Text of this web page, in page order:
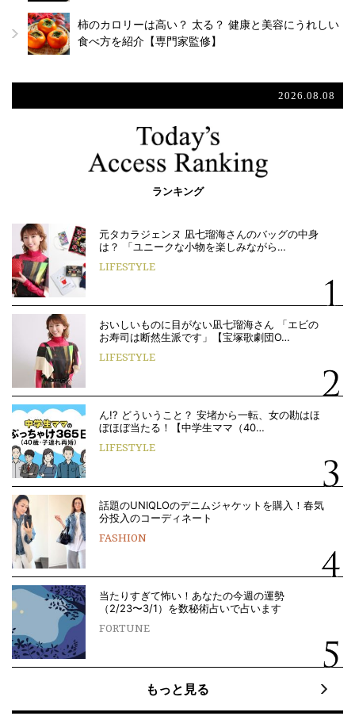
柿のカロリーは高い？ 太る？ 健康と美容にうれしい
食べ方を紹介【専門家監修】
2026.08.08
ランキング
元タカラジェンヌ 凪七瑠海さんのバッグの中身
は？ 「ユニークな小物を楽しみながら…
LIFESTYLE
おいしいものに目がない凪七瑠海さん 「エビの
お寿司は断然生派です」【宝塚歌劇団O…
LIFESTYLE
ん!? どういうこと？ 安堵から一転、女の勘はほ
ぼほぼ当たる！【中学生ママ（40…
LIFESTYLE
話題のUNIQLOのデニムジャケットを購入！春気
分投入のコーディネート
FASHION
当たりすぎて怖い！あなたの今週の運勢
（2/23〜3/1）を数秘術占いで占います
FORTUNE
もっと見る